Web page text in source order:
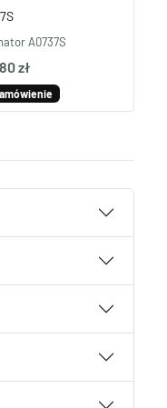
A0737S
zł